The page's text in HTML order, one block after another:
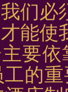
们必
能使
要
的